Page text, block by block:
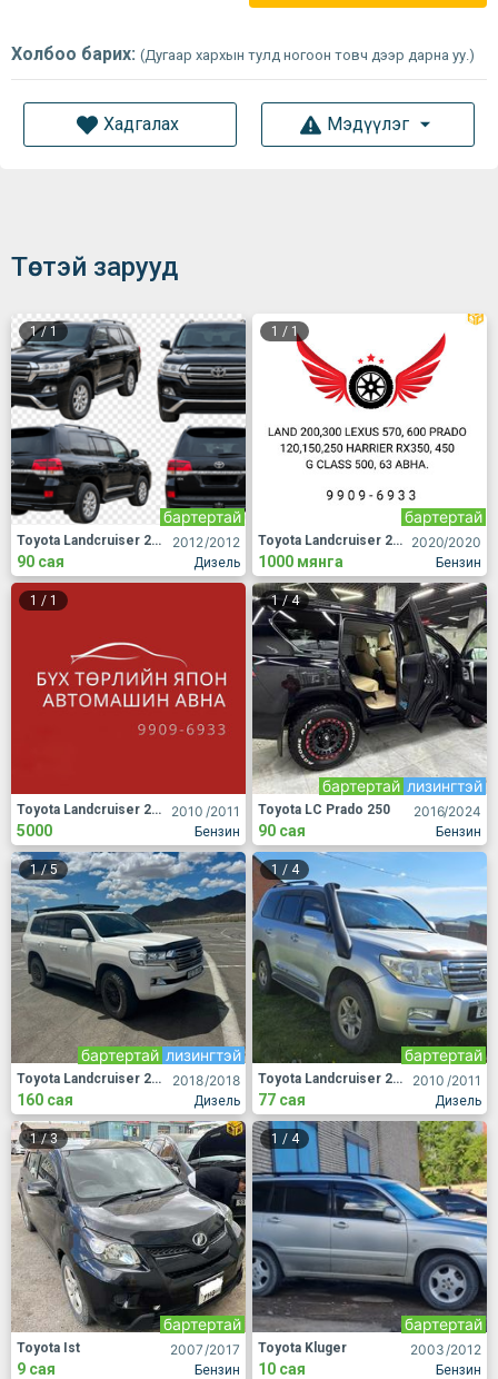
Холбоо барих: (Дугаар хархын тулд ногоон товч дээр дарна уу.)
Хадгалах Мэдүүлэг
Төстэй зарууд
1/ 1
2012/2012
Дизель
бартертай
Toyota Landcruiser 200
90 сая
1 / 1
2020/2020
Бензин
бартертай
Toyota Landcruiser 200
1000 мянга
1 / 1
2010 /2011
Бензин
Toyota Landcruiser 200
5000
1/4
2016/2024
Бензин
лизингтэй
бартертай
Toyota LC Prado 250
90 сая
1/5
2018/2018
Дизель
лизингтэй
бартертай
Toyota Landcruiser 200
160 сая
1 / 4
2010 /2011
Дизель
бартертай
Toyota Landcruiser 200
77 сая
1/3
2007/2017
Бензин
бартертай
Toyota Ist
9 сая
1 / 4
2003/2012
Бензин
бартертай
Toyota Kluger
10 сая